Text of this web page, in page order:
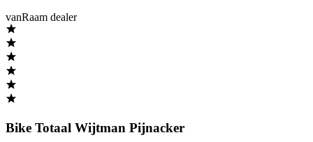
vanRaam dealer
Bike Totaal Wijtman Pijnacker